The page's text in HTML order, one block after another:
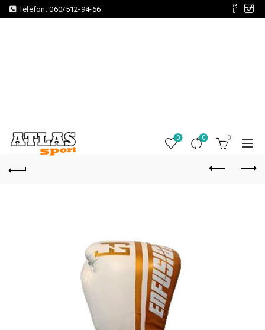
Telefon:060/512-94-66
0 0 0